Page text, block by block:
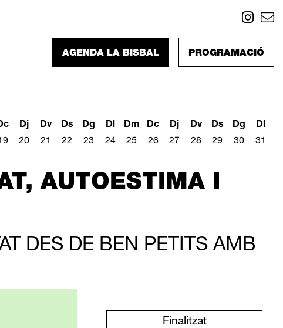
Link
PROGRAMACIÓ
AGENDA LA BISBAL
Dj
20
Dv
21
Ds
22
Dg
23
Dl
24
Dm
25
Dc
26
Dj
27
Dv
28
Ds
29
Dg
30
Dl
31
AUTOESTIMA I
DES DE BEN PETITS AMB
Finalitzat